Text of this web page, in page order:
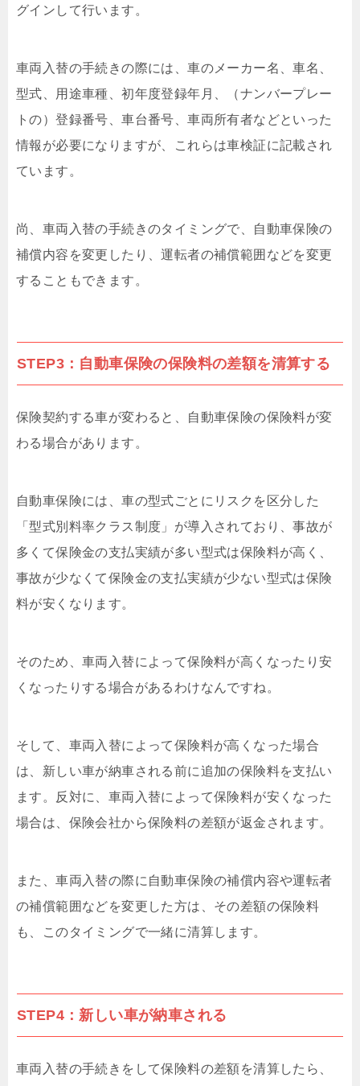
グインして行います。
車両入替の手続きの際には、車のメーカー名、車名、
型式、用途車種、初年度登録年月、（ナンバープレー
トの）登録番号、車台番号、車両所有者などといった
情報が必要になりますが、これらは車検証に記載され
ています。
尚、車両入替の手続きのタイミングで、自動車保険の
補償内容を変更したり、運転者の補償範囲などを変更
することもできます。
STEP3：自動車保険の保険料の差額を清算する
保険契約する車が変わると、自動車保険の保険料が変
わる場合があります。
自動車保険には、車の型式ごとにリスクを区分した
「型式別料率クラス制度」が導入されており、事故が
多くて保険金の支払実績が多い型式は保険料が高く、
事故が少なくて保険金の支払実績が少ない型式は保険
料が安くなります。
そのため、車両入替によって保険料が高くなったり安
くなったりする場合があるわけなんですね。
そして、車両入替によって保険料が高くなった場合
は、新しい車が納車される前に追加の保険料を支払い
ます。反対に、車両入替によって保険料が安くなった
場合は、保険会社から保険料の差額が返金されます。
また、車両入替の際に自動車保険の補償内容や運転者
の補償範囲などを変更した方は、その差額の保険料
も、このタイミングで一緒に清算します。
STEP4：新しい車が納車される
車両入替の手続きをして保険料の差額を清算したら、